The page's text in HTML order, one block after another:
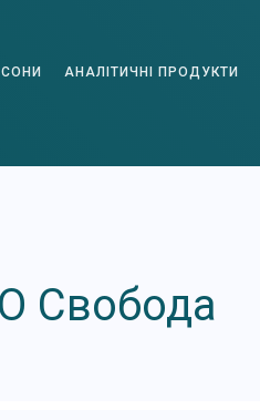
АНАЛІТИЧНІ ПРОДУКТИ
Свобода